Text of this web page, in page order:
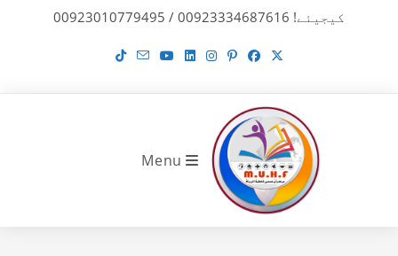
کیجیئے! 00923334687616 / 00923010779495
Menu